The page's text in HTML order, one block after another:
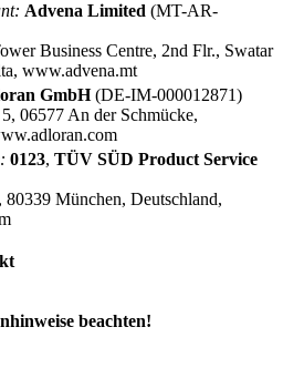
Advena Limited (MT-AR-
Business Centre, 2nd Flr., Swatar
www.advena.mt
GmbH(DE-IM-000012871)
06577 An der Schmücke,
0123, TÜV SÜD Product Service
80339 München, Deutschland,
beachten!